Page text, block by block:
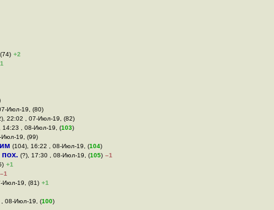
+2
Июл-19, (80)
22:02 , 07-Июл-19, (82)
14:23 , 08-Июл-19, (103)
Июл-19, (99)
(104), 16:22 , 08-Июл-19, (104)
пох. (?), 17:30 , 08-Июл-19, (105) –1
+1
–1
Июл-19, (81) +1
, 08-Июл-19, (100)